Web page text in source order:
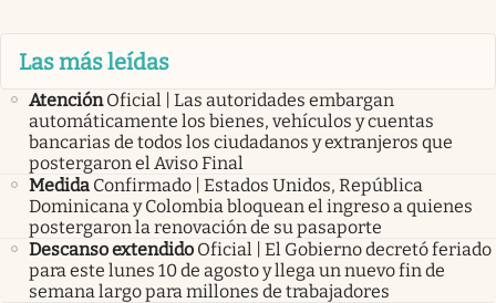
Las más leídas
Atención Oficial | Las autoridades embargan
automáticamente los bienes, vehículos y cuentas
bancarias de todos los ciudadanos y extranjeros que
postergaron el Aviso Final
Medida Confirmado | Estados Unidos, República
Dominicana y Colombia bloquean el ingreso a quienes
postergaron la renovación de su pasaporte
Descanso extendido Oficial | El Gobierno decretó feriado
para este lunes 10 de agosto y llega un nuevo fin de
semana largo para millones de trabajadores